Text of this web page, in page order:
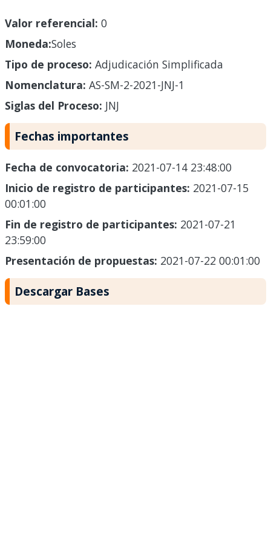
Valor referencial: 0
Moneda:Soles
Tipo de proceso: Adjudicación Simplificada
Nomenclatura: AS-SM-2-2021-JNJ-1
Siglas del Proceso: JNJ
Fechas importantes
Fecha de convocatoria: 2021-07-14 23:48:00
Inicio de registro de participantes: 2021-07-15
00:01:00
Fin de registro de participantes: 2021-07-21
23:59:00
Presentación de propuestas: 2021-07-22 00:01:00
Descargar Bases